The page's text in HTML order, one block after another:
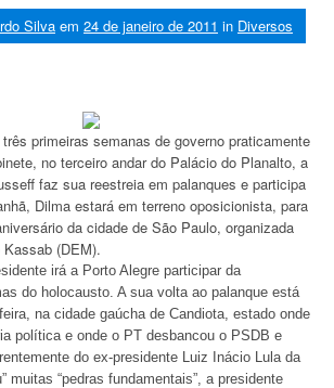
Silva em 24 de janeiro de 2011 in Diversos
primeiras semanas de governo praticamente
no terceiro andar do Palácio do Planalto, a
faz sua reestreia em palanques e participa
Dilma estará em terreno oposicionista, para
da cidade de São Paulo, organizada
(DEM).
irá a Porto Alegre participar da
do holocausto. A sua volta ao palanque está
na cidade gaúcha de Candiota, estado onde
política e onde o PT desbancou o PSDB e
do ex-presidente Luiz Inácio Lula da
muitas “pedras fundamentais”, a presidente